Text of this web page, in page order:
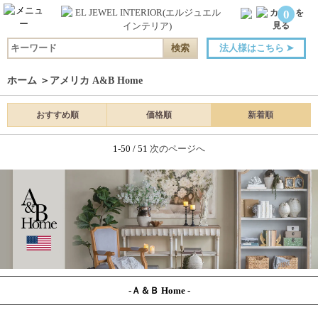
0
法人様はこちら ➤
ホーム ＞ アメリカ A&B Home
おすすめ順 価格順 新着順
1-50 / 51 次のページへ
-Ａ＆Ｂ Home -